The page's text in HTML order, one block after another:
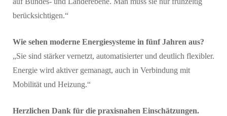
berücksichtigen.“
Wie sehen moderne Energiesysteme in fünf Jahren aus?
„Sie sind stärker vernetzt, automatisierter und deutlich flexibler.
Energie wird aktiver gemanagt, auch in Verbindung mit
Mobilität und Heizung.“
Herzlichen Dank für die praxisnahen Einschätzungen.